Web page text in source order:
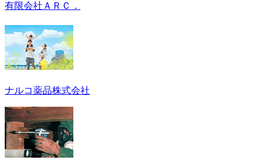
有限会社ＡＲＣ．
ナルコ薬品株式会社